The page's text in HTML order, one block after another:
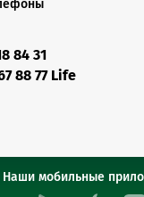
84 31
88 77 Life
Наши мобильные